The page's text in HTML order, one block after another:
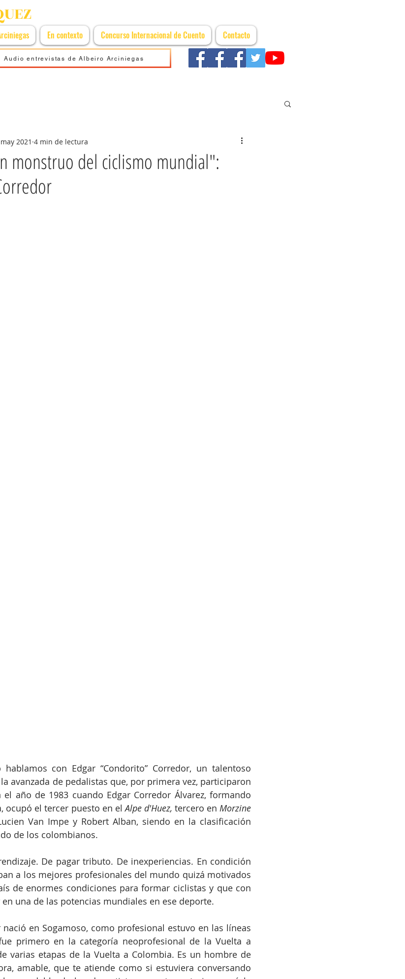
En contexto Concurso Internacional de Cuento Contacto
Audio entrevistas de Albeiro Arciniegas
monstruo del ciclismo mundial":
2021 4 min de lectura
con Edgar “Condorito” Corredor, un talentoso
avanzada de pedalistas que, por primera vez, participaron
año de 1983 cuando Edgar Corredor Álvarez, formando
ocupó el tercer puesto en el Alpe d'Huez, tercero en Morzine
Van Impe y Robert Alban, siendo en la clasificación
de los colombianos.
De pagar tributo. De inexperiencias. En condición
a los mejores profesionales del mundo quizá motivados
de enormes condiciones para formar ciclistas y que con
una de las potencias mundiales en ese deporte.
nació en Sogamoso, como profesional estuvo en las líneas
primero en la categoría neoprofesional de la Vuelta a
varias etapas de la Vuelta a Colombia. Es un hombre de
amable, que te atiende como si estuviera conversando